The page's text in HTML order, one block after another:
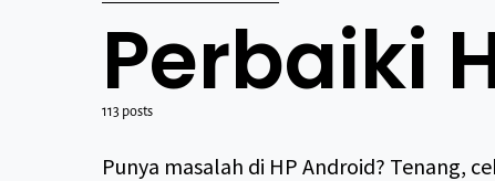
Perbaiki
113 posts
Punya masalah di HP Android? Tenang,